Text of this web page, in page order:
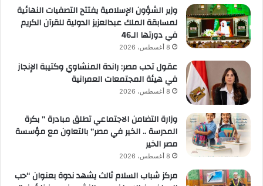
وزير الشؤون الإسلامية يفتتح التصفيات النهائية
لمسابقة الملك عبدالعزيز الدولية للقرآن الكريم
في دورتها الـ46
8 أغسطس، 2026
عقول تحب مصر: راندة المنشاوي وكتيبة الإنجاز
في هيئة المجتمعات العمرانية
8 أغسطس، 2026
وزارة التضامن الاجتماعي تطلق مبادرة ” بكرة
المدرسة .. الخير في مصر” بالتعاون مع مؤسسة
مصر الخير
8 أغسطس، 2026
مركز شباب السلام ثالث يشهد ندوة بعنوان “حب